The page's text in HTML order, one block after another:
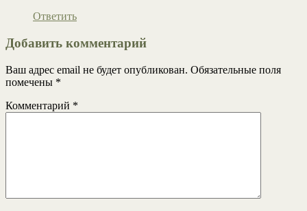
Ответить
Добавить комментарий
Ваш адрес email не будет опубликован. Обязательные поля
помечены *
Комментарий *